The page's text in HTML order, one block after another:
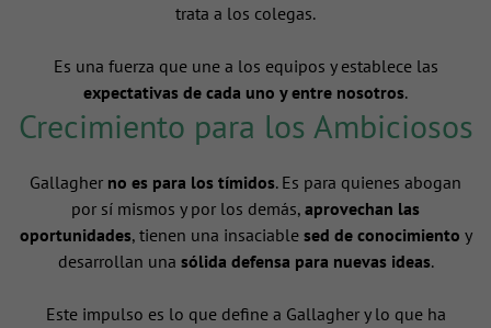
trata a los colegas.
Es una fuerza que une a los equipos y establece las
expectativas de cada uno y entre nosotros.
Crecimiento para los Ambiciosos
Gallagher no es para los tímidos. Es para quienes abogan
por sí mismos y por los demás, aprovechan las
oportunidades, tienen una insaciable sed de conocimiento y
desarrollan una sólida defensa para nuevas ideas.
Este impulso es lo que define a Gallagher y lo que ha